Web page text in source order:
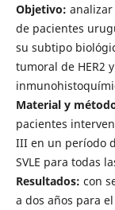
Objetivo: analizar
de pacientes
su subtipo
tumoral de HER2
Material y
pacientes
III en un período
SVLE para todas
Resultados: con
a dos años para